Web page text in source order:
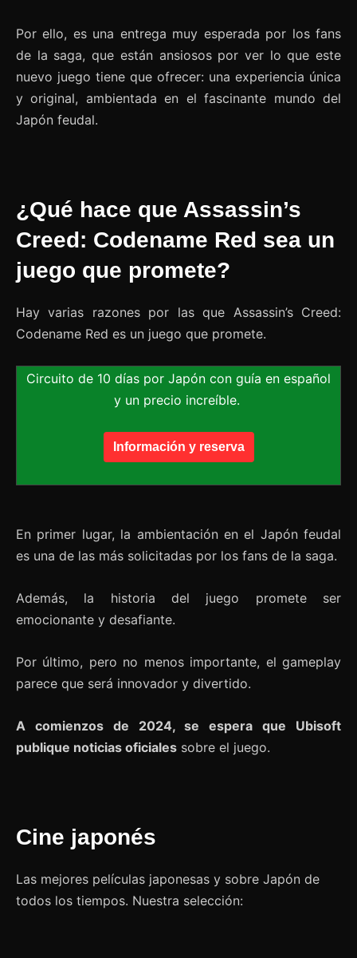
Por ello, es una entrega muy esperada por los fans
de la saga, que están ansiosos por ver lo que este
nuevo juego tiene que ofrecer: una experiencia única
y original, ambientada en el fascinante mundo del
Japón feudal.
¿Qué hace que Assassin’s
Creed: Codename Red sea un
juego que promete?
Hay varias razones por las que Assassin’s Creed:
Codename Red es un juego que promete.
Circuito de 10 días por Japón con guía en español
y un precio increíble.
Información y reserva
En primer lugar, la ambientación en el Japón feudal
es una de las más solicitadas por los fans de la saga.
Además, la historia del juego promete ser
emocionante y desafiante.
Por último, pero no menos importante, el gameplay
parece que será innovador y divertido.
A comienzos de 2024, se espera que Ubisoft
publique noticias oficiales sobre el juego.
Cine japonés
Las mejores películas japonesas y sobre Japón de
todos los tiempos. Nuestra selección: